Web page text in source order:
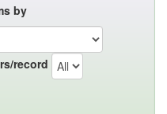
by
record